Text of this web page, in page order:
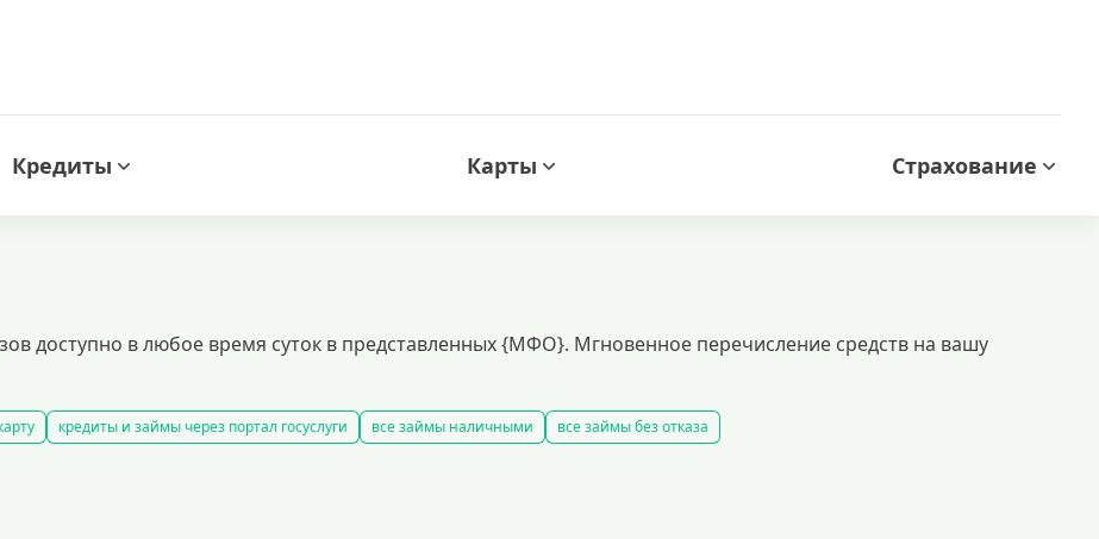
Кредиты Карты Страхование
доступно в любое время суток в представленных {МФО}. Мгновенное перечисление средств на вашу
кредиты и займы через портал госуслуги все займы наличными
все займы без отказа